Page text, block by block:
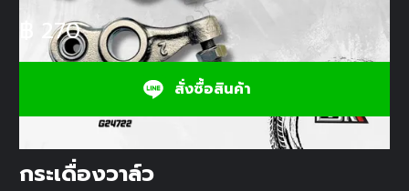
270
สั่งซื้อสินค้า
กระเดื่องวาล์ว